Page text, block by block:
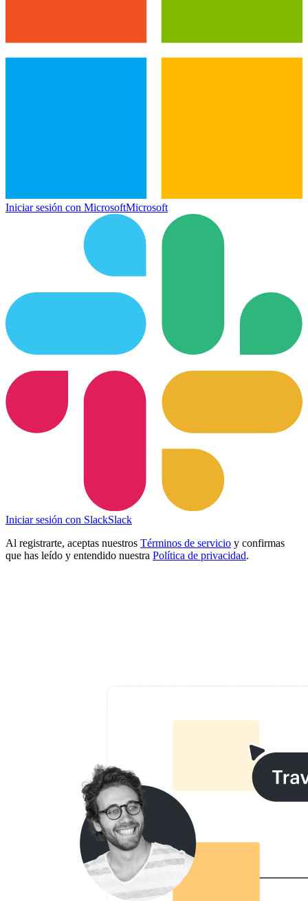
Iniciar sesión con MicrosoftMicrosoft
Iniciar sesión con SlackSlack
Al registrarte, aceptas nuestros Términos de servicio y confirmas
que has leído y entendido nuestra Política de privacidad.